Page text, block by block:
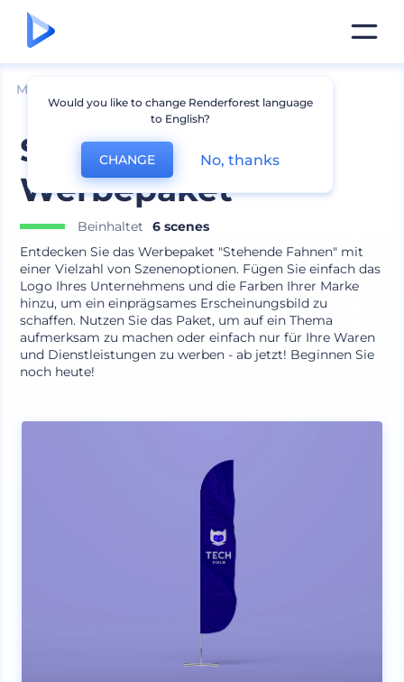
Mockups
Stehende Fahnen
Werbepaket
Beinhaltet
6 scenes
Entdecken Sie das Werbepaket "Stehende Fahnen" mit
einer Vielzahl von Szenenoptionen. Fügen Sie einfach das
Logo Ihres Unternehmens und die Farben Ihrer Marke
hinzu, um ein einprägsames Erscheinungsbild zu
schaffen. Nutzen Sie das Paket, um auf ein Thema
aufmerksam zu machen oder einfach nur für Ihre Waren
und Dienstleistungen zu werben - ab jetzt! Beginnen Sie
noch heute!
Would you like to change Renderforest language
to English?
CHANGE No, thanks